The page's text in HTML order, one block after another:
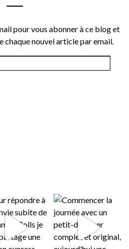
pour vous abonner à ce blog et
nouvel article par email.